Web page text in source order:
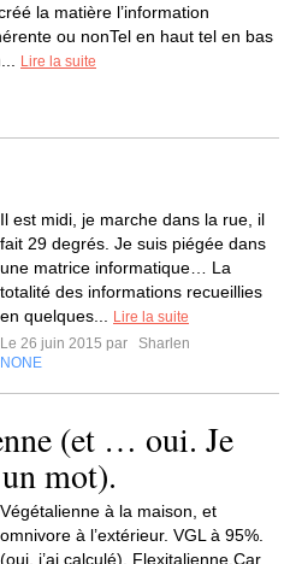
la matière l’information
ou nonTel en haut tel en bas
Lire la suite
Il est midi, je marche dans la rue, il
fait 29 degrés. Je suis piégée dans
une matrice informatique… La
totalité des informations recueillies
en quelques...
Lire la suite
Le 26 juin 2015 par
Sharlen
NONE
(et … oui. Je
mot).
Végétalienne à la maison, et
omnivore à l’extérieur. VGL à 95%.
(oui, j’ai calculé). Flexitalienne.Car